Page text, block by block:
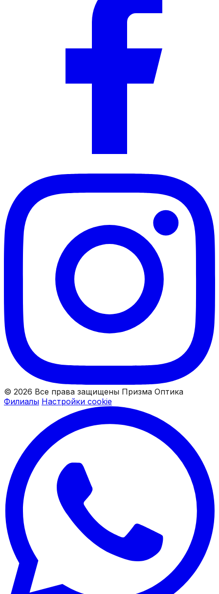
© 2026 Все права защищены Призма Оптика
Филиалы Настройки cookie